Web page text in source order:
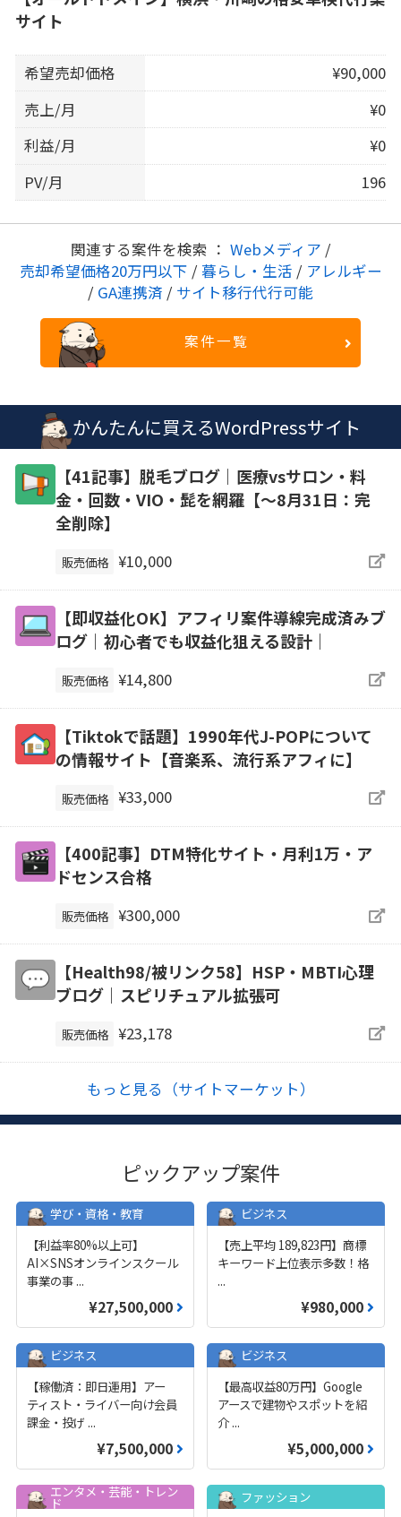
サイト
希望売却価格
¥90,000
売上/月
¥0
利益/月
¥0
PV/月
196
関連する案件を検索 ： Webメディア /
売却希望価格20万円以下 / 暮らし・生活 / アレルギー
/ GA連携済 / サイト移行代行可能
案件一覧
かんたんに買えるWordPressサイト
【41記事】脱毛ブログ｜医療vsサロン・料
金・回数・VIO・髭を網羅【～8月31日：完
全削除】
販売価格 ¥10,000
【即収益化OK】アフィリ案件導線完成済みブ
ログ｜初心者でも収益化狙える設計｜
販売価格 ¥14,800
【Tiktokで話題】1990年代J-POPについて
の情報サイト【音楽系、流行系アフィに】
販売価格 ¥33,000
【400記事】DTM特化サイト・月利1万・ア
ドセンス合格
販売価格 ¥300,000
【Health98/被リンク58】HSP・MBTI心理
ブログ｜スピリチュアル拡張可
販売価格 ¥23,178
もっと見る（サイトマーケット）
ピックアップ案件
学び・資格・教育
【利益率80%以上可】
AI×SNSオンラインスクール
事業の事 ...
¥27,500,000
ビジネス
【売上平均 189,823円】商標
キーワード上位表示多数！格
...
¥980,000
ビジネス
【稼働済：即日運用】アー
ティスト・ライバー向け会員
課金・投げ ...
¥7,500,000
ビジネス
【最高収益80万円】Google
アースで建物やスポットを紹
介 ...
¥5,000,000
エンタメ・芸能・トレン
ド ファッション